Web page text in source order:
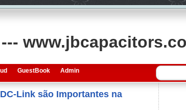
GuestBook Admin
Link são Importantes na